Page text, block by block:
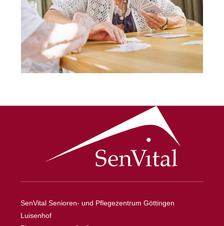
SenVital Senioren- und Pflegezentrum Göttingen
Luisenhof